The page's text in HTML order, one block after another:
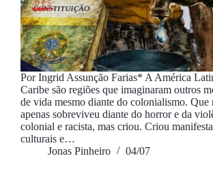
Por Ingrid Assunção Farias* A América
Caribe são regiões que imaginaram outros
de vida mesmo diante do colonialismo. Que
apenas sobreviveu diante do horror e da
colonial e racista, mas criou. Criou
culturais e…
Jonas Pinheiro
04/07